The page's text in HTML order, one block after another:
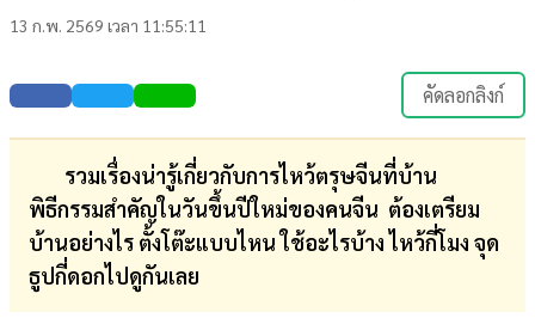
13 ก.พ. 2569 เวลา 11:55:11
คัดลอกลิงก์
รวมเรื่องน่ารู้เกี่ยวกับการไหว้ตรุษจีนที่บ้าน
พิธีกรรมสำคัญในวันขึ้นปีใหม่ของคนจีน ต้องเตรียม
บ้านอย่างไร ตั้งโต๊ะแบบไหน ใช้อะไรบ้าง ไหว้กี่โมง จุด
ธูปกี่ดอกไปดูกันเลย
บันเทิง
ตรวจ
หวย
ผล
บอล
สด